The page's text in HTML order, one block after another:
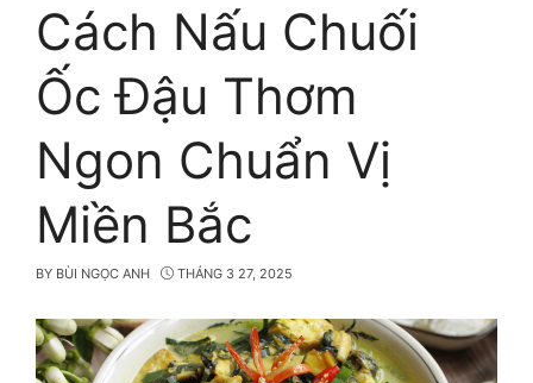
Cách Nấu Chuối
Ốc Đậu Thơm
Ngon Chuẩn Vị
Miền Bắc
BY BÙI NGỌC ANH THÁNG 3 27, 2025